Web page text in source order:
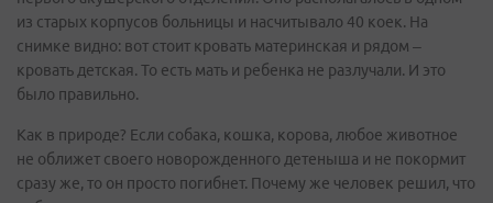
из старых корпусов больницы и насчитывало 40 коек. На
снимке видно: вот стоит кровать материнская и рядом –
кровать детская. То есть мать и ребенка не разлучали. И это
было правильно.
Как в природе? Если собака, кошка, корова, любое животное
не оближет своего новорожденного детеныша и не покормит
сразу же, то он просто погибнет. Почему же человек решил, что